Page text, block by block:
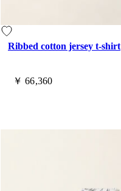
Ribbed cotton jersey t-shirt
￥ 66,360